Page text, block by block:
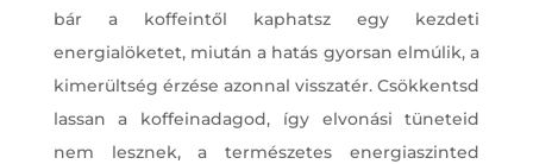
bár a koffeintől kaphatsz egy kezdeti
energialöketet, miután a hatás gyorsan elmúlik, a
kimerültség érzése azonnal visszatér. Csökkentsd
lassan a koffeinadagod, így elvonási tüneteid
nem lesznek, a természetes energiaszinted